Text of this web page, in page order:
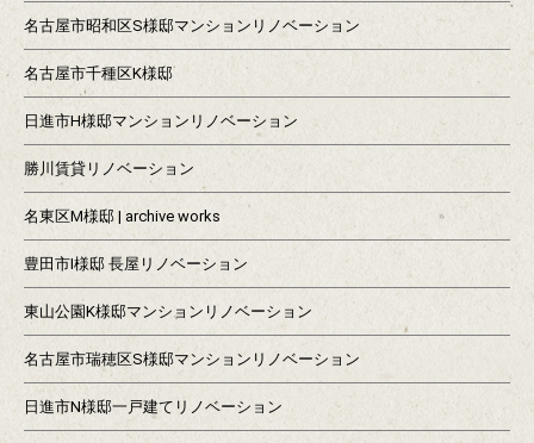
名古屋市昭和区S様邸マンションリノベーション
名古屋市千種区K様邸
日進市H様邸マンションリノベーション
勝川賃貸リノベーション
名東区M様邸 | archive works
豊田市I様邸 長屋リノベーション
東山公園K様邸マンションリノベーション
名古屋市瑞穂区S様邸マンションリノベーション
日進市N様邸一戸建てリノベーション